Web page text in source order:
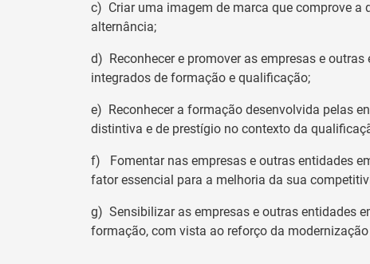
c) Criar uma imagem de marca que comprove a
alternância;
d) Reconhecer e promover as empresas e
integrados de formação e qualificação;
e) Reconhecer a formação desenvolvida pelas
distintiva e de prestígio no contexto da
f) Fomentar nas empresas e outras entidades
fator essencial para a melhoria da sua
g) Sensibilizar as empresas e outras entidades
formação, com vista ao reforço da